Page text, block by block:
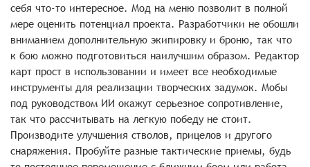
себя что-то интересное. Мод на меню позволит в полной
мере оценить потенциал проекта. Разработчики не обошли
вниманием дополнительную экипировку и броню, так что
к бою можно подготовиться наилучшим образом. Редактор
карт прост в использовании и имеет все необходимые
инструменты для реализации творческих задумок. Мобы
под руководством ИИ окажут серьезное сопротивление,
так что рассчитывать на легкую победу не стоит.
Производите улучшения стволов, прицелов и другого
снаряжения. Пробуйте разные тактические приемы, будь